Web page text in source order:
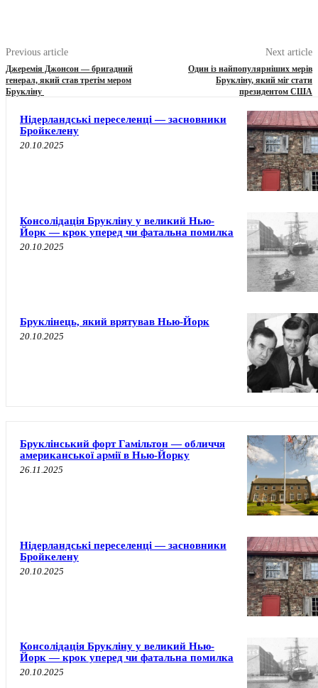
Previous article
Джеремія Джонсон — бригадний
генерал, який став третім мером
Брукліну
Next article
Один із найпопулярніших мерів
Брукліну, який міг стати
президентом США
Нідерландські переселенці — засновники
Бройкелену
20.10.2025
Консолідація Брукліну у великий Нью-
Йорк — крок уперед чи фатальна помилка
20.10.2025
Бруклінець, який врятував Нью-Йорк
20.10.2025
Бруклінський форт Гамільтон — обличчя
американської армії в Нью-Йорку
26.11.2025
Нідерландські переселенці — засновники
Бройкелену
20.10.2025
Консолідація Брукліну у великий Нью-
Йорк — крок уперед чи фатальна помилка
20.10.2025